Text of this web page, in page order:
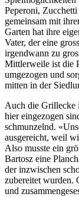
Peperoni,
gemeinsam mit
Garten hat ihre
Vater, der eine
irgendwann zu
Mittlerweile ist die
umgezogen und
mitten in der
Auch die Grillecke
hier eingezogen
schmunzelnd.
ausgereicht, weil
Also musste ein
Bartosz eine
der inzwischen
zubereitet wurden.
und